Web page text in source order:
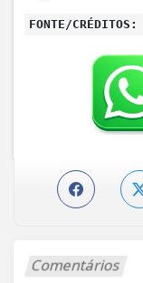
FONTE/CRÉDITOS:
Comentários